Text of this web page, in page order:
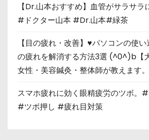
【Dr.山本おすすめ】血管がサラサラ
#ドクター山本 #Dr.山本#緑茶
【目の疲れ・改善】♥パソコンの使
の疲れを解消する方法3選 (^0^)b【
女性・美容鍼灸・整体師が教えます。
スマホ疲れに効く眼精疲労のツボ。
#ツボ押し #疲れ目対策